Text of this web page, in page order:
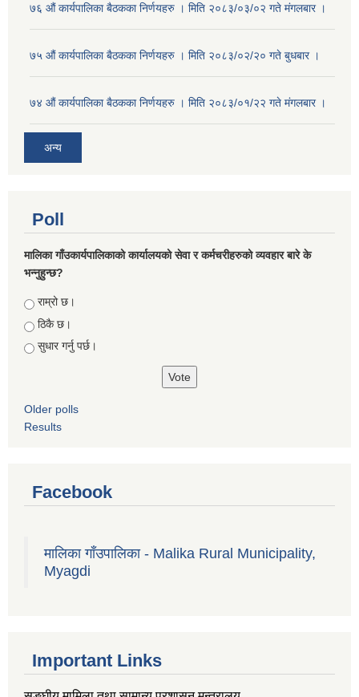
७६ औं कार्यपालिका बैठकका निर्णयहरु । मिति २०८३/०३/०२ गते मंगलबार ।
७५ औं कार्यपालिका बैठकका निर्णयहरु । मिति २०८३/०२/२० गते बुधबार ।
७४ औं कार्यपालिका बैठकका निर्णयहरु । मिति २०८३/०१/२२ गते मंगलबार ।
अन्य
Poll
मालिका गाँउकार्यपालिकाको कार्यालयको सेवा र कर्मचरीहरुको व्यवहार बारे के
भन्नुहुन्छ?
Choices
राम्रो छ।
ठिकै छ।
सुधार गर्नु पर्छ।
Older polls
Results
Facebook
मालिका गाँउपालिका - Malika Rural Municipality,
Myagdi
Important Links